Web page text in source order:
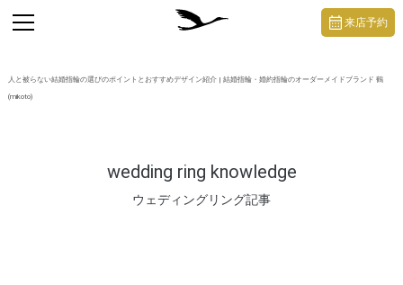
人と被らない結婚指輪の選びのポイントとおすすめデザイン紹介 | 結婚指輪・婚約指輪のオーダーメイドブランド 鶴
(mikoto)
wedding ring knowledge
ウェディングリング記事
toggle
navigation
来店予約